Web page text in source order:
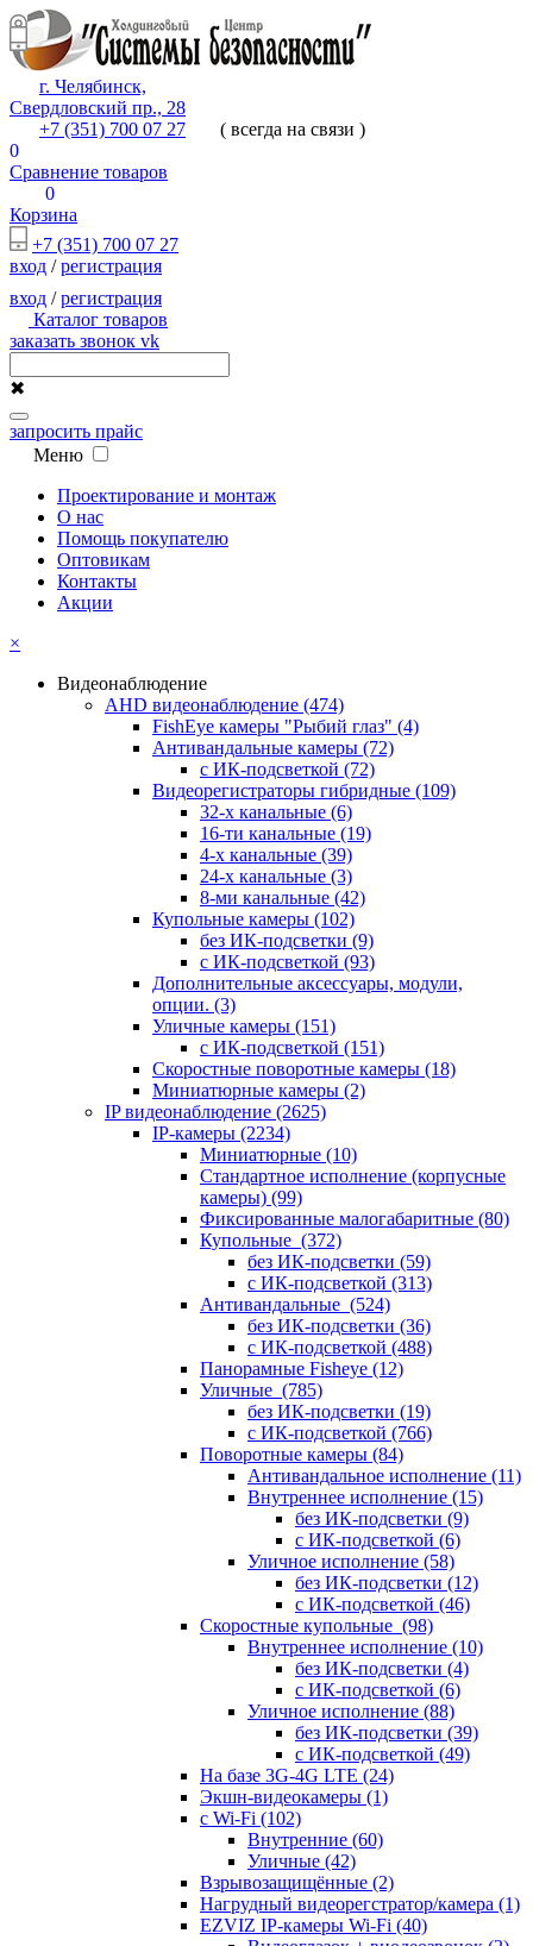
г. Челябинск,
Свердловский пр., 28
+7 (351) 700 07 27
( всегда на связи )
0
Сравнение товаров
0
Корзина
+7 (351) 700 07 27
вход /регистрация
вход /регистрация
Каталог товаров
заказать звонок vk
✖
запросить прайс
Меню
Проектирование и монтаж
О нас
Помощь покупателю
Оптовикам
Контакты
Акции
×
Видеонаблюдение
AHD видеонаблюдение (474)
FishEye камеры "Рыбий глаз" (4)
Антивандальные камеры (72)
с ИК-подсветкой (72)
Видеорегистраторы гибридные (109)
32-х канальные (6)
16-ти канальные (19)
4-х канальные (39)
24-х канальные (3)
8-ми канальные (42)
Купольные камеры (102)
без ИК-подсветки (9)
с ИК-подсветкой (93)
Дополнительные аксессуары, модули,
опции. (3)
Уличные камеры (151)
с ИК-подсветкой (151)
Скоростные поворотные камеры (18)
Миниатюрные камеры (2)
IP видеонаблюдение (2625)
IP-камеры (2234)
Миниатюрные (10)
Стандартное исполнение (корпусные
камеры) (99)
Фиксированные малогабаритные (80)
Купольные (372)
без ИК-подсветки (59)
с ИК-подсветкой (313)
Антивандальные (524)
без ИК-подсветки (36)
с ИК-подсветкой (488)
Панорамные Fisheye (12)
Уличные (785)
без ИК-подсветки (19)
с ИК-подсветкой (766)
Поворотные камеры (84)
Антивандальное исполнение (11)
Внутреннее исполнение (15)
без ИК-подсветки (9)
с ИК-подсветкой (6)
Уличное исполнение (58)
без ИК-подсветки (12)
с ИК-подсветкой (46)
Скоростные купольные (98)
Внутреннее исполнение (10)
без ИК-подсветки (4)
с ИК-подсветкой (6)
Уличное исполнение (88)
без ИК-подсветки (39)
с ИК-подсветкой (49)
На базе 3G-4G LTE (24)
Экшн-видеокамеры (1)
с Wi-Fi (102)
Внутренние (60)
Уличные (42)
Взрывозащищённые (2)
Нагрудный видеорегстратор/камера (1)
EZVIZ IP-камеры Wi-Fi (40)